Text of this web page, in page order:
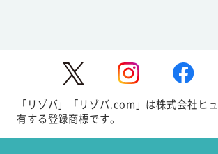
「リゾバ」「リゾバ.com」は株式会社ヒ
有する登録商標です。